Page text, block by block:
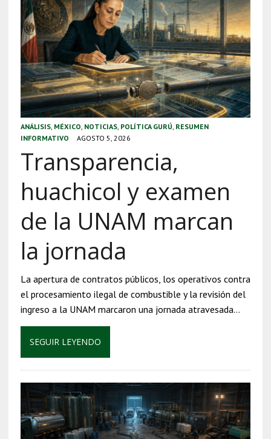
ANÁLISIS, MÉXICO, NOTICIAS, POLÍTICA GURÚ, RESUMEN
INFORMATIVO
AGOSTO 5, 2026
Transparencia,
huachicol y examen
de la UNAM marcan
la jornada
La apertura de contratos públicos, los operativos contra
el procesamiento ilegal de combustible y la revisión del
ingreso a la UNAM marcaron una jornada atravesada…
SEGUIR LEYENDO